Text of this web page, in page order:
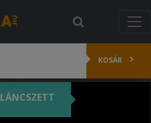
KOSÁR
LÁNCSZETT